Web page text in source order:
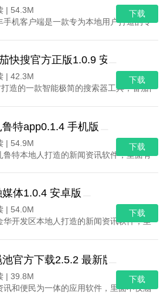
| 54.3M
手机客户端是一款专为本地用户打造的专属
下载
快搜官方正版1.0.9 安卓最新版
| 42.3M
造的一款智能极简的搜索器工具，番茄快
下载
特app0.1.4 手机版
| 54.9M
鲁特本地人打造的新闻资讯软件，里面有非
下载
体1.0.4 安卓版
| 54.0M
华开发区本地人打造的新闻资讯软件，里面
下载
官方下载2.5.2 最新版
| 39.8M
讯和便民为一体的应用软件，里面不仅涵盖
下载